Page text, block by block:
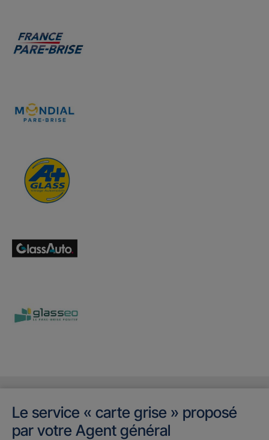
Le service « carte grise » proposé
par votre Agent général